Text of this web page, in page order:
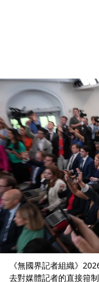
《無國界記者組織》
去對媒體記者的直接箝